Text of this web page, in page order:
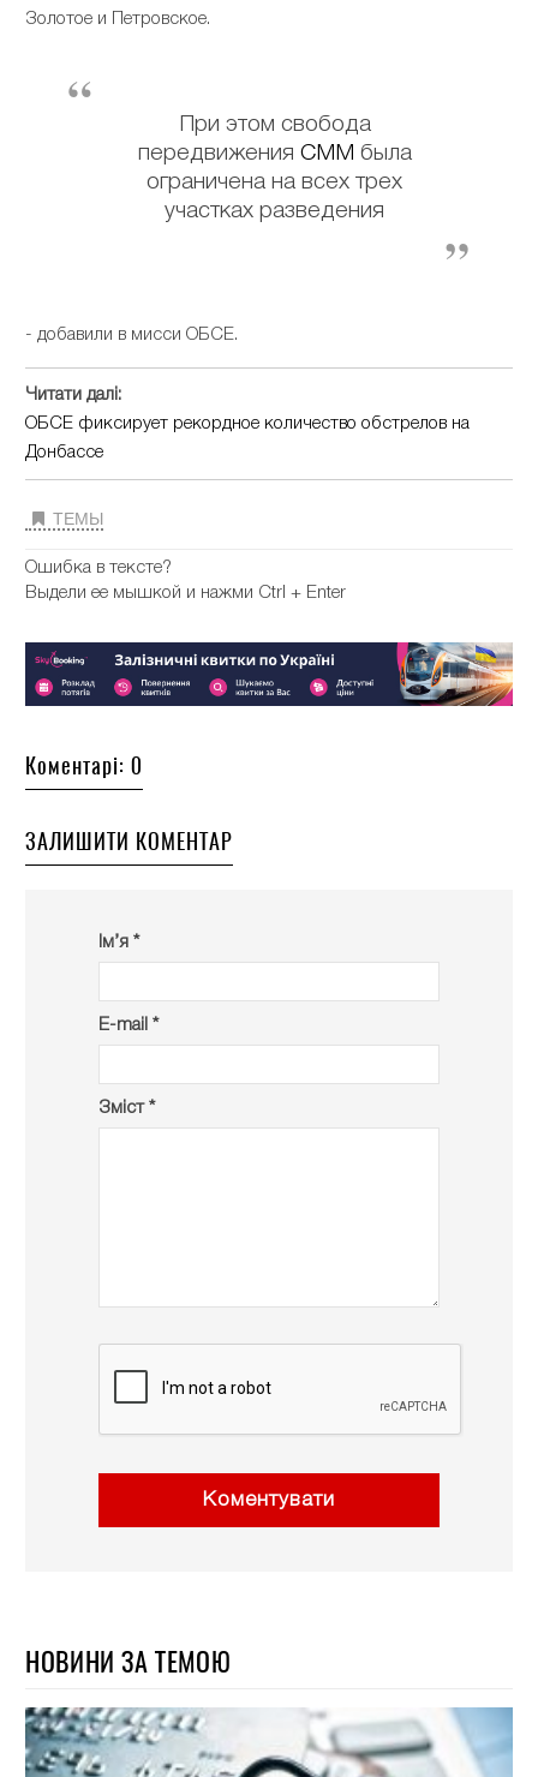
Золотое и Петровское.
При этом свобода
передвижения СММ была
ограничена на всех трех
участках разведения
- добавили в мисси ОБСЕ.
Читати далі:
ОБСЕ фиксирует рекордное количество обстрелов на
Донбассе
ТЕМЫ
Ошибка в тексте?
Выдели ее мышкой и нажми Ctrl + Enter
Коментарі: 0
ЗАЛИШИТИ КОМЕНТАР
Ім’я *
E-mail *
Зміст *
Коментувати
НОВИНИ ЗА ТЕМОЮ